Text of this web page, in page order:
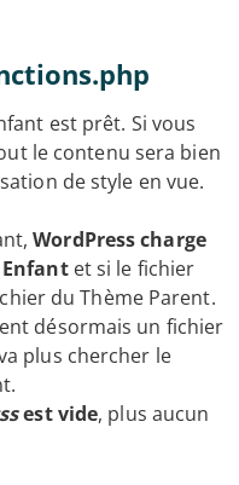
est prêt. Si vous
le contenu sera bien
de style en vue.
WordPress charge
et si le fichier
du Thème Parent.
désormais un fichier
plus chercher le
est vide, plus aucun